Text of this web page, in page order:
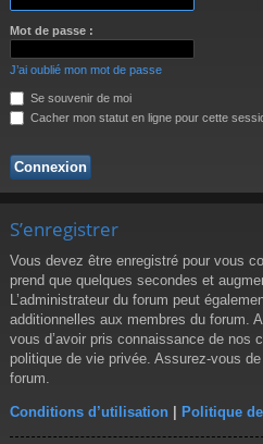
Mot de passe :
J’ai oublié mon mot de passe
Se souvenir de moi
Cacher mon statut en ligne pour cette
S’enregistrer
Vous devez être enregistré pour vous
prend que quelques secondes et
L’administrateur du forum peut
additionnelles aux membres du forum.
vous d’avoir pris connaissance de nos
politique de vie privée. Assurez-vous
forum.
Conditions d’utilisation | Politique